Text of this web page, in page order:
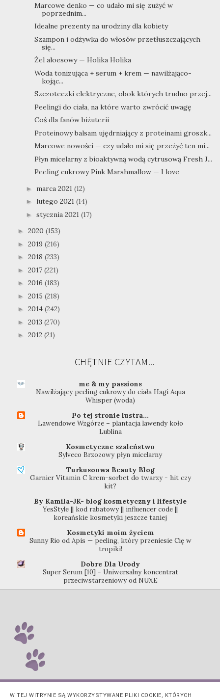
Marcowe denko — co udało mi się zużyć w
poprzednim...
Idealne prezenty na urodziny dla kobiety
Szampon i odżywka do włosów przetłuszczających
się...
Żel aloesowy — Holika Holika
Woda tonizująca + serum + krem — nawilżająco-
kojąc...
Szczoteczki elektryczne, obok których trudno przej...
Peelingi do ciała, na które warto zwrócić uwagę
Coś dla fanów biżuterii
Proteinowy balsam ujędrniający z proteinami groszk...
Marcowe nowości — czy udało mi się przeżyć ten mi...
Płyn micelarny z bioaktywną wodą cytrusową Fresh J...
Peeling cukrowy Pink Marshmallow — I love
► marca 2021 (12)
► lutego 2021 (14)
► stycznia 2021 (17)
► 2020 (153)
► 2019 (216)
► 2018 (233)
► 2017 (221)
► 2016 (183)
► 2015 (218)
► 2014 (242)
► 2013 (270)
► 2012 (21)
CHĘTNIE CZYTAM...
me & my passions
Nawilżający peeling cukrowy do ciała Hagi Aqua
Whisper (woda)
Po tej stronie lustra...
Lawendowe Wzgórze – plantacja lawendy koło
Lublina
Kosmetyczne szaleństwo
Sylveco Brzozowy płyn micelarny
Turkusoowa Beauty Blog
Garnier Vitamin C krem-sorbet do twarzy - hit czy
kit?
By Kamila-JK- blog kosmetyczny i lifestyle
YesStyle || kod rabatowy || influencer code ||
koreańskie kosmetyki jeszcze taniej
Kosmetyki moim życiem
Sunny Rio od Apis — peeling, który przeniesie Cię w
tropiki!
Dobre Dla Urody
Super Serum [10] - Uniwersalny koncentrat
przeciwstarzeniowy od NUXE
W TEJ WITRYNIE SĄ WYKORZYSTYWANE PLIKI COOKIE, KTÓRYCH